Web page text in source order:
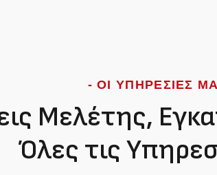
- ΟΙ ΥΠΗΡΕΣΙΕΣ
Μελέτης,
Όλες τις